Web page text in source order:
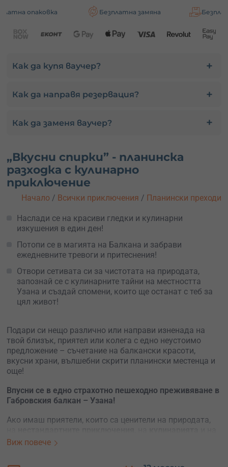
Безплатна замяна Безплатна
Как да купя ваучер?
Как да направя резервация?
Как да заменя ваучер?
„Вкусни спирки” - планинска
разходка с кулинарно
приключение
Начало / Всички приключения / Планински преходи
Наслади се на красиви гледки и кулинарни
изкушения в един ден!
Потопи се в магията на Балкана и забрави
ежедневните тревоги и притеснения!
Отвори сетивата си за чистотата на природата,
запознай се с кулинарните тайни на местността
Узана и създай спомени, които ще останат с теб за
цял живот!
Подари си нещо различно или направи изненада на
твой близък, приятел или колега с едно неустоимо
предложение – съчетание на балкански красоти,
вкусни храни, вълшебни скрити планински местенца и
още!
Впусни се в едно страхотно пешеходно преживяване в
Габровския балкан – Узана!
Ако имаш приятели, които са ценители на природата,
споделените моменти, покани ги да се присъединят
Виж повече